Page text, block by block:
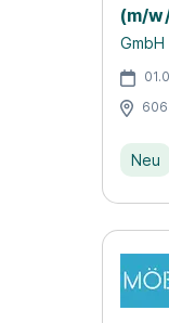
(m/
GmbH
Neu